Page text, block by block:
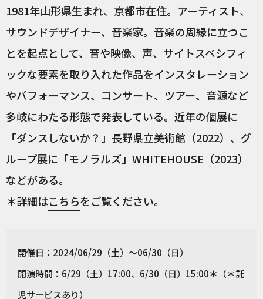
1981年山形県生まれ、京都市在住。アーティスト、
サウンドデザイナー、音楽家。音楽の周縁に立つこ
とを起点として、音や映像、声、サイトスペシフィ
ックな要素を取り入れた作品をインスタレーション
やパフォーマンス、コンサート、ツアー、音源など
多岐にわたる形態で発表している。近年の個展に
「ダンスしないか？」長野県立美術館（2022）、グ
ループ展に「モノラルズ」WHITEHOUSE（2023）
などがある。
＊詳細はこちらをご覧ください。
開催日：2024/06/29（土）～06/30（日）
開演時間：6/29（土）17:00、6/30（日）15:00＊（＊託
児サービスあり）